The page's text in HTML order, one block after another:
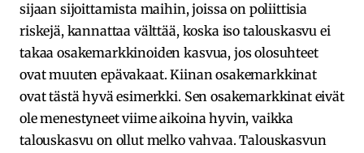
sijaan sijoittamista maihin, joissa on poliittisia
riskejä, kannattaa välttää, koska iso talouskasvu ei
takaa osakemarkkinoiden kasvua, jos olosuhteet
ovat muuten epävakaat. Kiinan osakemarkkinat
ovat tästä hyvä esimerkki. Sen osakemarkkinat eivät
ole menestyneet viime aikoina hyvin, vaikka
talouskasvu on ollut melko vahvaa. Talouskasvun